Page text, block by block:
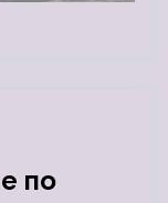
по